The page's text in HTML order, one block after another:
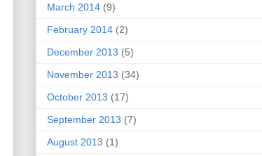
March 2014 (9)
February 2014 (2)
December 2013 (5)
November 2013 (34)
October 2013 (17)
September 2013 (7)
August 2013 (1)